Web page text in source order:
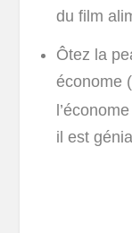
du film
Ôtez la
économe
il est